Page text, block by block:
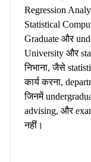
Regression
Statistical
Graduate और
University और
निभाना, जैसे
कार्य करना,
जिनमें
advising, और
नहीं।